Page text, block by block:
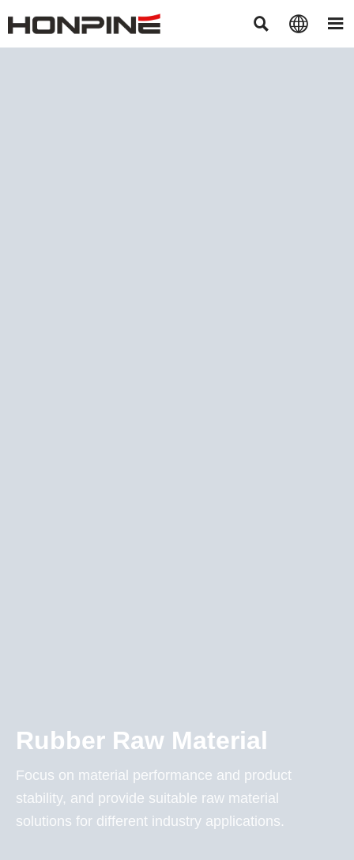
  
Rubber Raw Material
Focus on material performance and product
stability, and provide suitable raw material
solutions for different industry applications.